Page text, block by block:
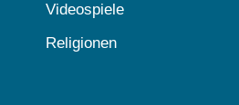
Videospiele
Religionen